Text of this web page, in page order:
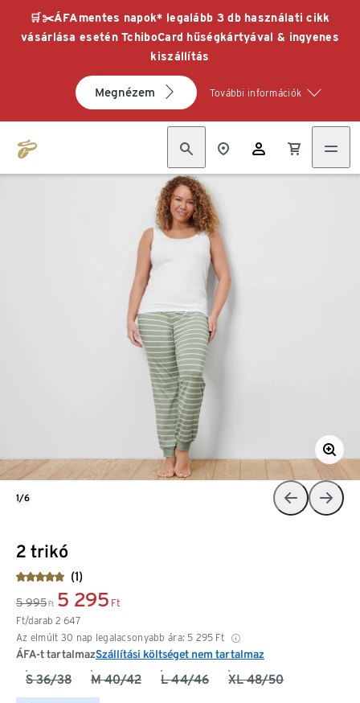
🛒✂️ÁFAmentes napok* legalább 3 db használati cikk
vásárlása esetén TchiboCard hűségkártyával & ingyenes
kiszállítás
Megnézem További információk
2 trikó
(1)
5 995 Ft 5 295 Ft
Ft/darab 2 647
Az elmúlt 30 nap legalacsonyabb ára: 5 295 Ft
ÁFA-t tartalmazSzállítási költséget nem tartalmaz
S 36/38 M 40/42 L 44/46 XL 48/50
1/6